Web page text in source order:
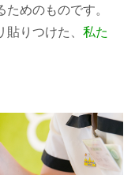
めのものです。
貼りつけた、 私た